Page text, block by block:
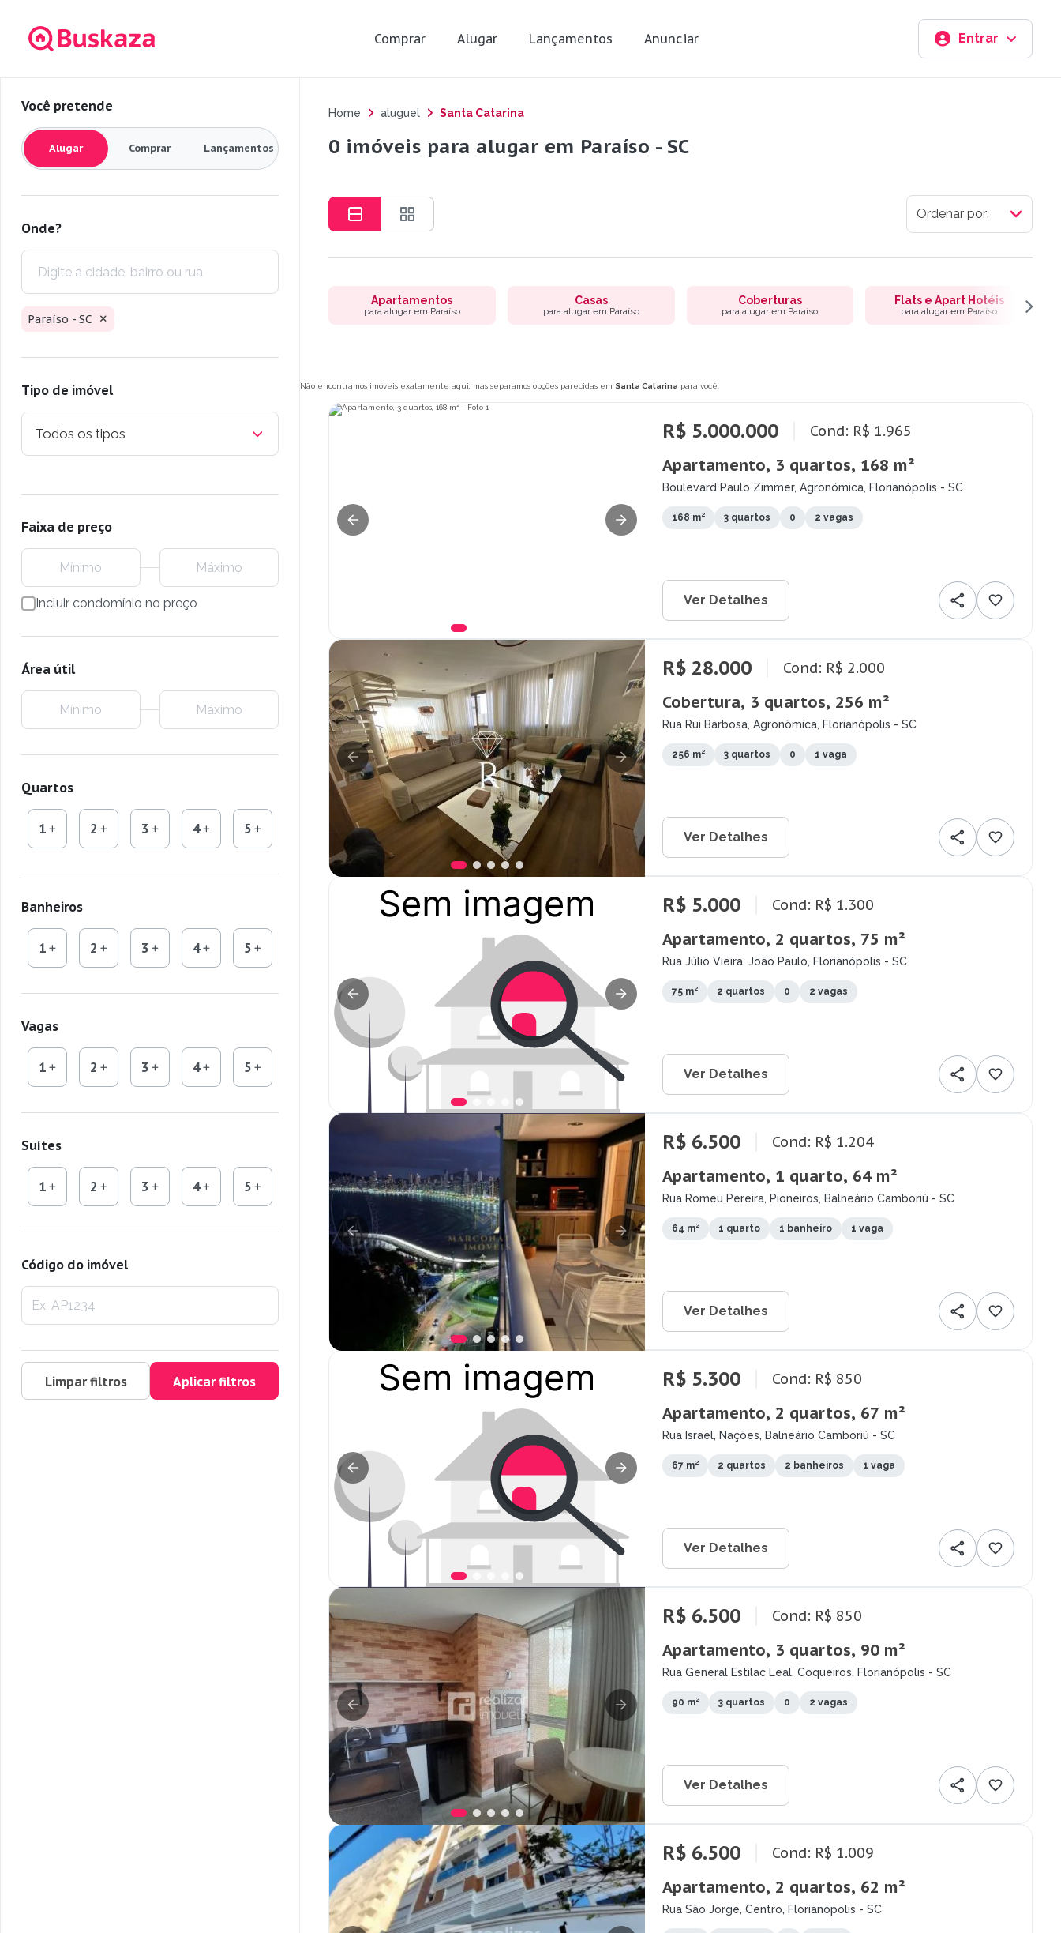
Comprar Alugar Lançamentos Anunciar Entrar
Você pretende
Alugar Comprar Lançamentos
Onde?
Paraíso - SC
Tipo de imóvel
Todos os tipos
Faixa de preço
Incluir condomínio no preço
Área útil
Quartos
1 2 3 4 5
Banheiros
1 2 3 4 5
Vagas
1 2 3 4 5
Suítes
1 2 3 4 5
Código do imóvel
Limpar filtros Aplicar filtros
Home aluguel Santa Catarina
0 imóveis para alugar em Paraíso - SC
Apartamentos
para alugar em Paraíso
Casas
para alugar em Paraíso
Coberturas
para alugar em Paraíso
Flats e Apart Hotéis
para alugar em Paraíso
Não encontramos imóveis exatamente aqui, mas separamos opções parecidas em Santa Catarina para você.
R$ 5.000.000 Cond: R$ 1.965
Apartamento, 3 quartos, 168 m²
Boulevard Paulo Zimmer, Agronômica, Florianópolis - SC
168 m² 3 quartos 0 2 vagas
Ver Detalhes
R$ 28.000 Cond: R$ 2.000
Cobertura, 3 quartos, 256 m²
Rua Rui Barbosa, Agronômica, Florianópolis - SC
256 m² 3 quartos 0 1 vaga
Ver Detalhes
R$ 5.000 Cond: R$ 1.300
Apartamento, 2 quartos, 75 m²
Rua Júlio Vieira, João Paulo, Florianópolis - SC
75 m² 2 quartos 0 2 vagas
Ver Detalhes
R$ 6.500 Cond: R$ 1.204
Apartamento, 1 quarto, 64 m²
Rua Romeu Pereira, Pioneiros, Balneário Camboriú - SC
64 m² 1 quarto 1 banheiro 1 vaga
Ver Detalhes
R$ 5.300 Cond: R$ 850
Apartamento, 2 quartos, 67 m²
Rua Israel, Nações, Balneário Camboriú - SC
67 m² 2 quartos 2 banheiros 1 vaga
Ver Detalhes
R$ 6.500 Cond: R$ 850
Apartamento, 3 quartos, 90 m²
Rua General Estilac Leal, Coqueiros, Florianópolis - SC
90 m² 3 quartos 0 2 vagas
Ver Detalhes
R$ 6.500 Cond: R$ 1.009
Apartamento, 2 quartos, 62 m²
Rua São Jorge, Centro, Florianópolis - SC